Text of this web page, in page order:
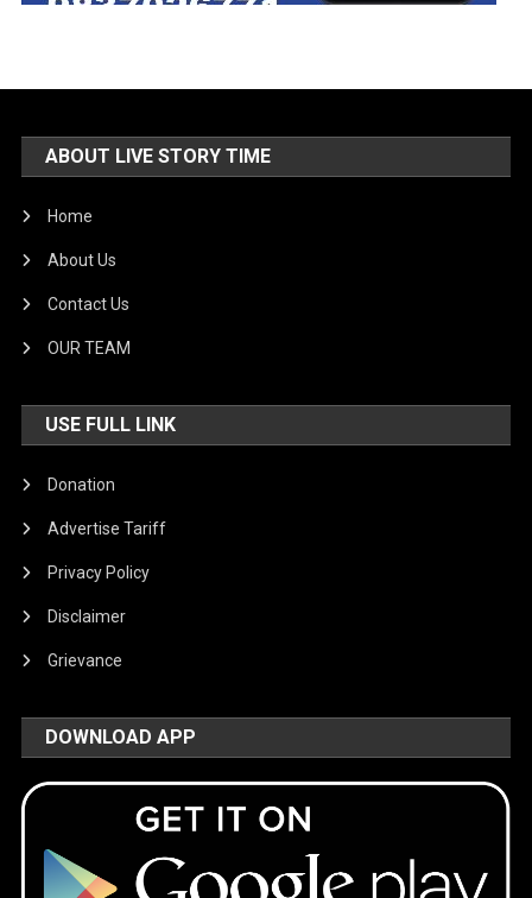
ABOUT LIVE STORY TIME
Home
About Us
Contact Us
OUR TEAM
USE FULL LINK
Donation
Advertise Tariff
Privacy Policy
Disclaimer
Grievance
DOWNLOAD APP